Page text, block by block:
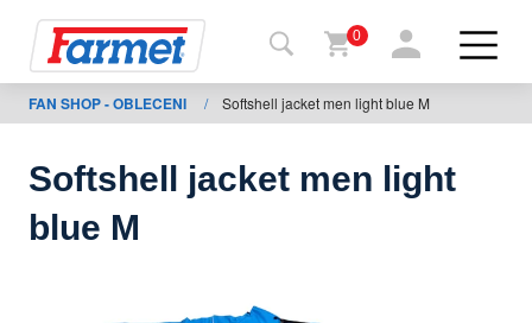
shop
0
FAN SHOP - OBLECENI / Softshell jacket men light blue M
Softshell jacket men light
blue M